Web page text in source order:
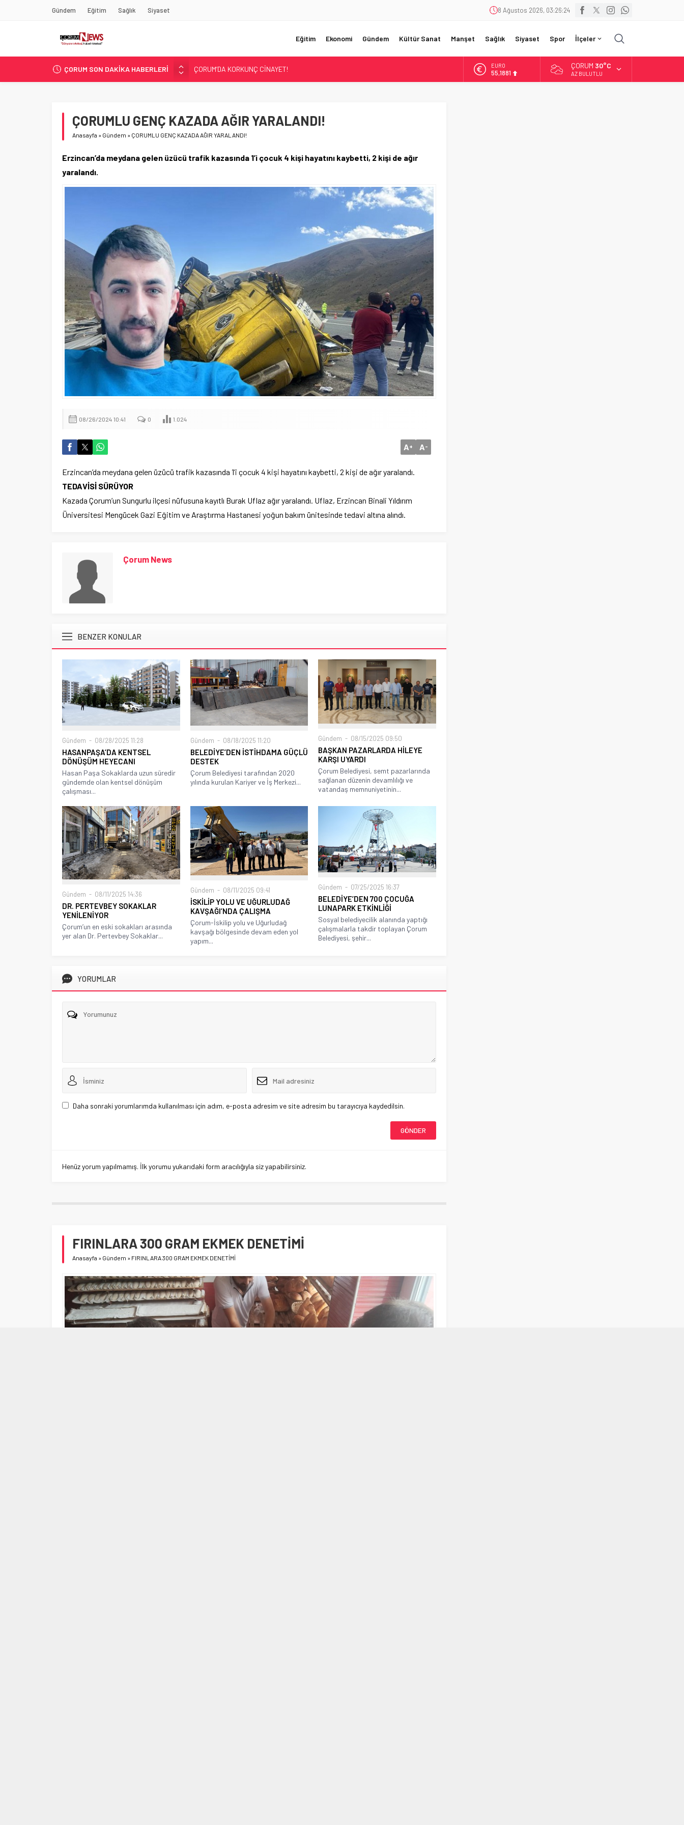
Gündem Eğitim Sağlık Siyaset 8 Ağustos 2026, 03:26:25
Eğitim Ekonomi Gündem Kültür Sanat Manşet Sağlık Siyaset Spor İlçeler
ÇORUM SON DAKİKA HABERLERİ
ASLAN, CUMHURBAŞKANI BAŞDANIŞMANI OLDU
ÇATIDAN DÜŞTÜ!
EURO
55,1881
ÇORUM 30°C
AZ BULUTLU
ÇORUMLU GENÇ KAZADA AĞIR YARALANDI!
Anasayfa » Gündem » ÇORUMLU GENÇ KAZADA AĞIR YARALANDI!
Erzincan’da meydana gelen üzücü trafik kazasında 1’i çocuk 4 kişi hayatını kaybetti, 2 kişi de ağır
yaralandı.
08/26/2024 10:41 0 1.024
A+ A-
Erzincan’da meydana gelen üzücü trafik kazasında 1’i çocuk 4 kişi hayatını kaybetti, 2 kişi de ağır yaralandı.
TEDAVİSİ SÜRÜYOR
Kazada Çorum’un Sungurlu ilçesi nüfusuna kayıtlı Burak Uflaz ağır yaralandı. Uflaz, Erzincan Binali Yıldırım
Üniversitesi Mengücek Gazi Eğitim ve Araştırma Hastanesi yoğun bakım ünitesinde tedavi altına alındı.
Çorum News
BENZER KONULAR
Gündem 08/28/2025 11:28
HASANPAŞA’DA KENTSEL
DÖNÜŞÜM HEYECANI
Hasan Paşa Sokaklarda uzun süredir
gündemde olan kentsel dönüşüm
çalışması...
Gündem 08/18/2025 11:20
BELEDİYE’DEN İSTİHDAMA GÜÇLÜ
DESTEK
Çorum Belediyesi tarafından 2020
yılında kurulan Kariyer ve İş Merkezi...
Gündem 08/15/2025 09:50
BAŞKAN PAZARLARDA HİLEYE
KARŞI UYARDI
Çorum Belediyesi, semt pazarlarında
sağlanan düzenin devamlılığı ve
vatandaş memnuniyetinin...
Gündem 08/11/2025 14:36
DR. PERTEVBEY SOKAKLAR
YENİLENİYOR
Çorum’un en eski sokakları arasında
yer alan Dr. Pertevbey Sokaklar...
Gündem 08/11/2025 09:41
İSKİLİP YOLU VE UĞURLUDAĞ
KAVŞAĞI’NDA ÇALIŞMA
Çorum-İskilip yolu ve Uğurludağ
kavşağı bölgesinde devam eden yol
yapım...
Gündem 07/25/2025 16:37
BELEDİYE’DEN 700 ÇOCUĞA
LUNAPARK ETKİNLİĞİ
Sosyal belediyecilik alanında yaptığı
çalışmalarla takdir toplayan Çorum
Belediyesi, şehir...
YORUMLAR
Daha sonraki yorumlarımda kullanılması için adım, e-posta adresim ve site adresim bu tarayıcıya kaydedilsin.
Henüz yorum yapılmamış. İlk yorumu yukarıdaki form aracılığıyla siz yapabilirsiniz.
FIRINLARA 300 GRAM EKMEK DENETİMİ
Anasayfa » Gündem » FIRINLARA 300 GRAM EKMEK DENETİMİ